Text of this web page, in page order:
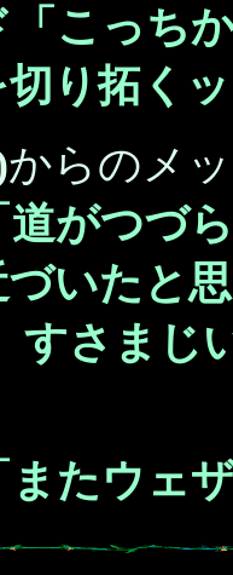
「こっち
り拓く
からのメ
道がつづ
いたと
すさまじ
またウェ